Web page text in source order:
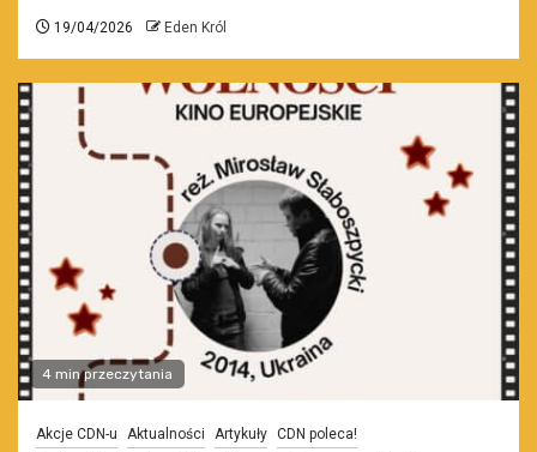
19/04/2026 Eden Król
4 min przeczytania
Akcje CDN-u Aktualności Artykuły CDN poleca!